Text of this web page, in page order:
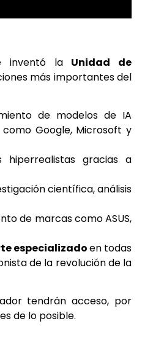
inventó la Unidad de
más importantes del
de modelos de IA
Google, Microsoft y
hiperrealistas gracias a
científica, análisis
de marcas como ASUS,
especializadoen todas
de la revolución de la
tendrán acceso, por
de lo posible.